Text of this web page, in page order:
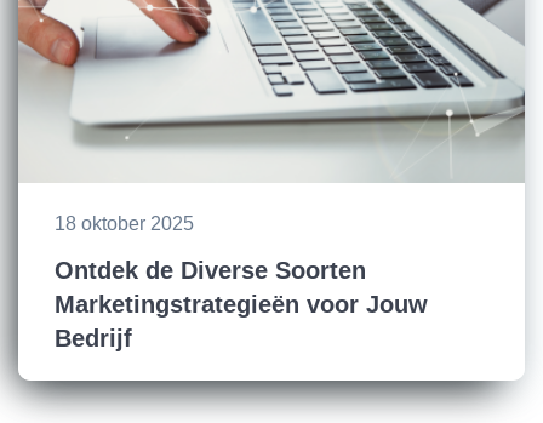
18 oktober 2025
Ontdek de Diverse Soorten
Marketingstrategieën voor Jouw
Bedrijf